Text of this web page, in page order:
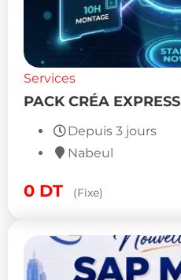
Services
PACK CRÉA EXPRESS
Depuis 3 jours
Nabeul
0 DT (Fixe)